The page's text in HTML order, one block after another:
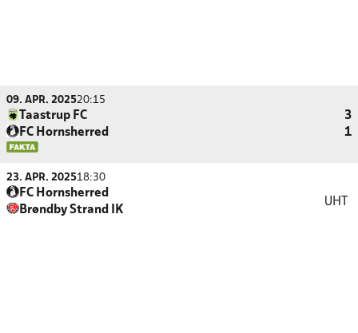
09. APR. 202520:15
Taastrup FC
3
FC Hornsherred
1
23. APR. 202518:30
FC Hornsherred
Brøndby Strand IK
UHT